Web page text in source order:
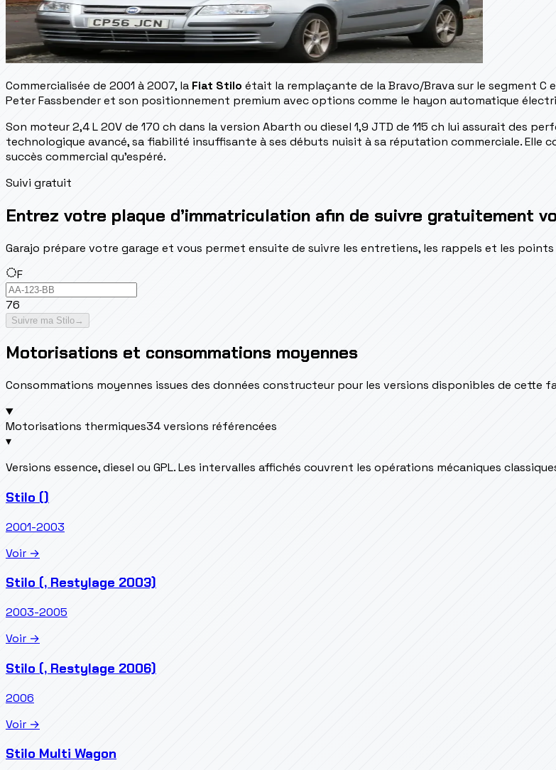
Commercialisée de 2001 à 2007, la Fiat Stilo était la remplaçante de la Bravo/Brava sur le segment
Peter Fassbender et son positionnement premium avec options comme le hayon automatique
Son moteur 2,4 L 20V de 170 ch dans la version Abarth ou diesel 1,9 JTD de 115 ch lui assurait des
technologique avancé, sa fiabilité insuffisante à ses débuts nuisit à sa réputation commerciale. Elle
succès commercial qu'espéré.
Suivi gratuit
Entrez votre plaque d’immatriculation afin de suivre gratuitement
Garajo prépare votre garage et vous permet ensuite de suivre les entretiens, les rappels et les points
F
76
Suivre ma Stilo →
Motorisations et consommations moyennes
Consommations moyennes issues des données constructeur pour les versions disponibles de cette
Motorisations thermiques34 versions référencées
▾
Versions essence, diesel ou GPL. Les intervalles affichés couvrent les opérations mécaniques
Stilo ()
2001-2003
Voir →
Stilo (, Restylage 2003)
2003-2005
Voir →
Stilo (, Restylage 2006)
2006
Voir →
Stilo Multi Wagon